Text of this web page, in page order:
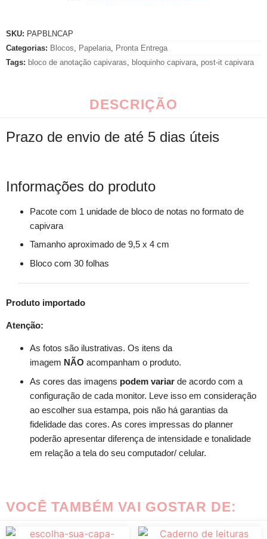
SKU: PAPBLNCAP
Categorias: Blocos, Papelaria, Pronta Entrega
Tags: bloco de anotação capivaras, bloquinho capivara, post-it capivara
DESCRIÇÃO
Prazo de envio de até 5 dias úteis
Informações do produto
Pacote com 1 unidade de bloco de notas no formato de
capivara
Tamanho aproximado de 9,5 x 4 cm
Bloco com 30 folhas
Produto importado
Atenção:
As fotos são ilustrativas. Os itens da
imagem NÃO acompanham o produto.
As cores das imagens podem variar de acordo com a
configuração de cada monitor. Leve isso em consideração
ao escolher sua estampa, pois não há garantias da
fidelidade das cores. As cores impressas do planner
poderão apresentar diferença de intensidade e tonalidade
em relação a tela do seu computador/ celular.
VOCÊ TAMBÉM VAI GOSTAR DE: